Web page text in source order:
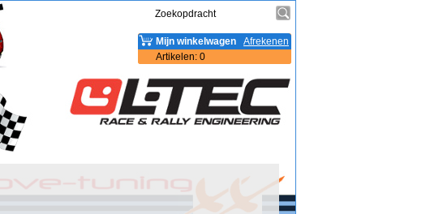
Afrekenen
Mijn winkelwagen
Artikelen: 0